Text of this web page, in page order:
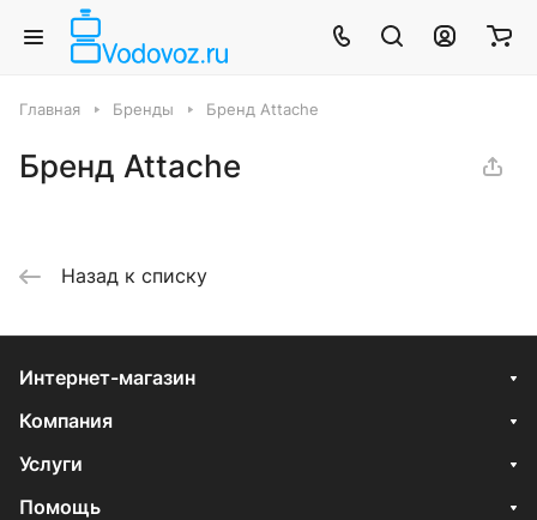
Главная Бренды Бренд Attache
Бренд Attache
Назад к списку
Интернет-магазин
Компания
Услуги
Помощь